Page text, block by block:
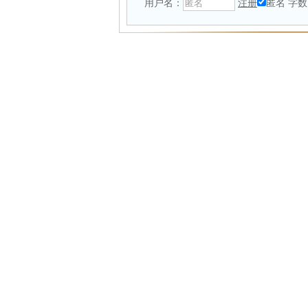
用户名： 注册 匿名 字